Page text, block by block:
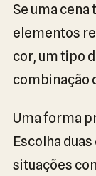
Se uma
elementos
cor, um tipo
combinação
Uma forma
Escolha
situações